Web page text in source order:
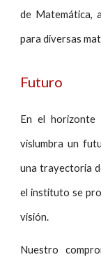
de Matemática,
para diversas
Futuro
En el horizonte
vislumbra un
una trayectoria
el instituto se
visión.
Nuestro